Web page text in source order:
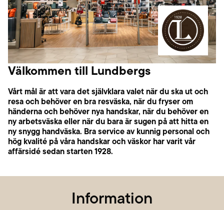
Välkommen till Lundbergs
Vårt mål är att vara det självklara valet när du ska ut och
resa och behöver en bra resväska, när du fryser om
händerna och behöver nya handskar, när du behöver en
ny arbetsväska eller när du bara är sugen på att hitta en
ny snygg handväska. Bra service av kunnig personal och
hög kvalité på våra handskar och väskor har varit vår
affärsidé sedan starten 1928.
Information